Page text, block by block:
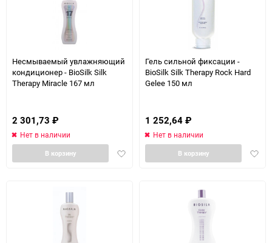
Несмываемый увлажняющий
кондиционер - BioSilk Silk
Therapy Miracle 167 мл
2 301,73 ₽
Нет в наличии
Добавить
В корзину
Гель сильной фиксации -
BioSilk Silk Therapy Rock Hard
Gelee 150 мл
1 252,64 ₽
Нет в наличии
В корзину